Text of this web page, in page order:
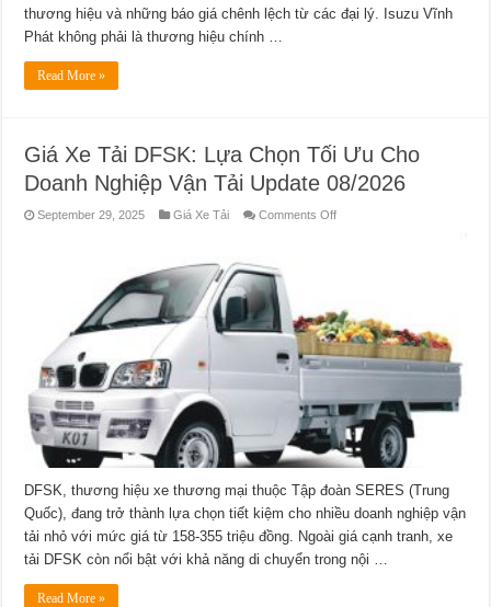
thương hiệu và những báo giá chênh lệch từ các đại lý. Isuzu Vĩnh
Phát không phải là thương hiệu chính …
Read More »
Giá Xe Tải DFSK: Lựa Chọn Tối Ưu Cho
Doanh Nghiệp Vận Tải Update 08/2026
September 29, 2025 Giá Xe Tải Comments Offon
Ưu
Cho
Doanh
Nghiệp
Vận
Update
08/2026
DFSK, thương hiệu xe thương mại thuộc Tập đoàn SERES (Trung
Quốc), đang trở thành lựa chọn tiết kiệm cho nhiều doanh nghiệp vận
tải nhỏ với mức giá từ 158-355 triệu đồng. Ngoài giá cạnh tranh, xe
tải DFSK còn nổi bật với khả năng di chuyển trong nội …
Read More »